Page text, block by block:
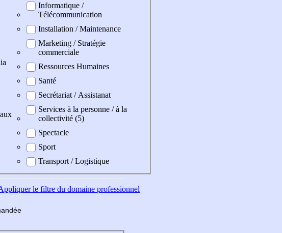
Informatique /
Télécommunication
Installation / Maintenance
Marketing / Stratégie
commerciale
Ressources Humaines
Santé
Secrétariat / Assistanat
Services à la personne / à la
collectivité (5)
Spectacle
Sport
Transport / Logistique
le filtre du domaine professionnel